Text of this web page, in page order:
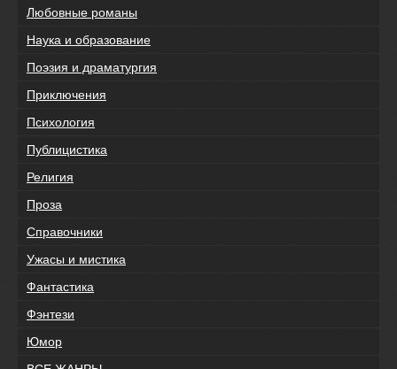
Любовные романы
Наука и образование
Поэзия и драматургия
Приключения
Психология
Публицистика
Религия
Проза
Справочники
Ужасы и мистика
Фантастика
Фэнтези
Юмор